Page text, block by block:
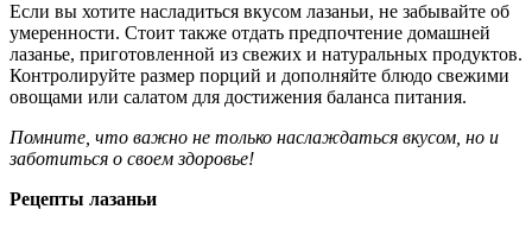
Если вы хотите насладиться вкусом лазаньи, не забывайте об
умеренности. Стоит также отдать предпочтение домашней
лазанье, приготовленной из свежих и натуральных продуктов.
Контролируйте размер порций и дополняйте блюдо свежими
овощами или салатом для достижения баланса питания.
Помните, что важно не только наслаждаться вкусом, но и
заботиться о своем здоровье!
Рецепты лазаньи